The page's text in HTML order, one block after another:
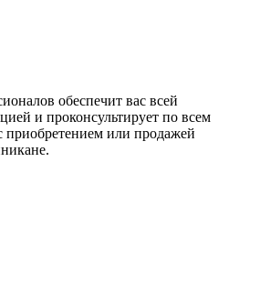
обеспечит вас всей
и проконсультирует по всем
приобретением или продажей